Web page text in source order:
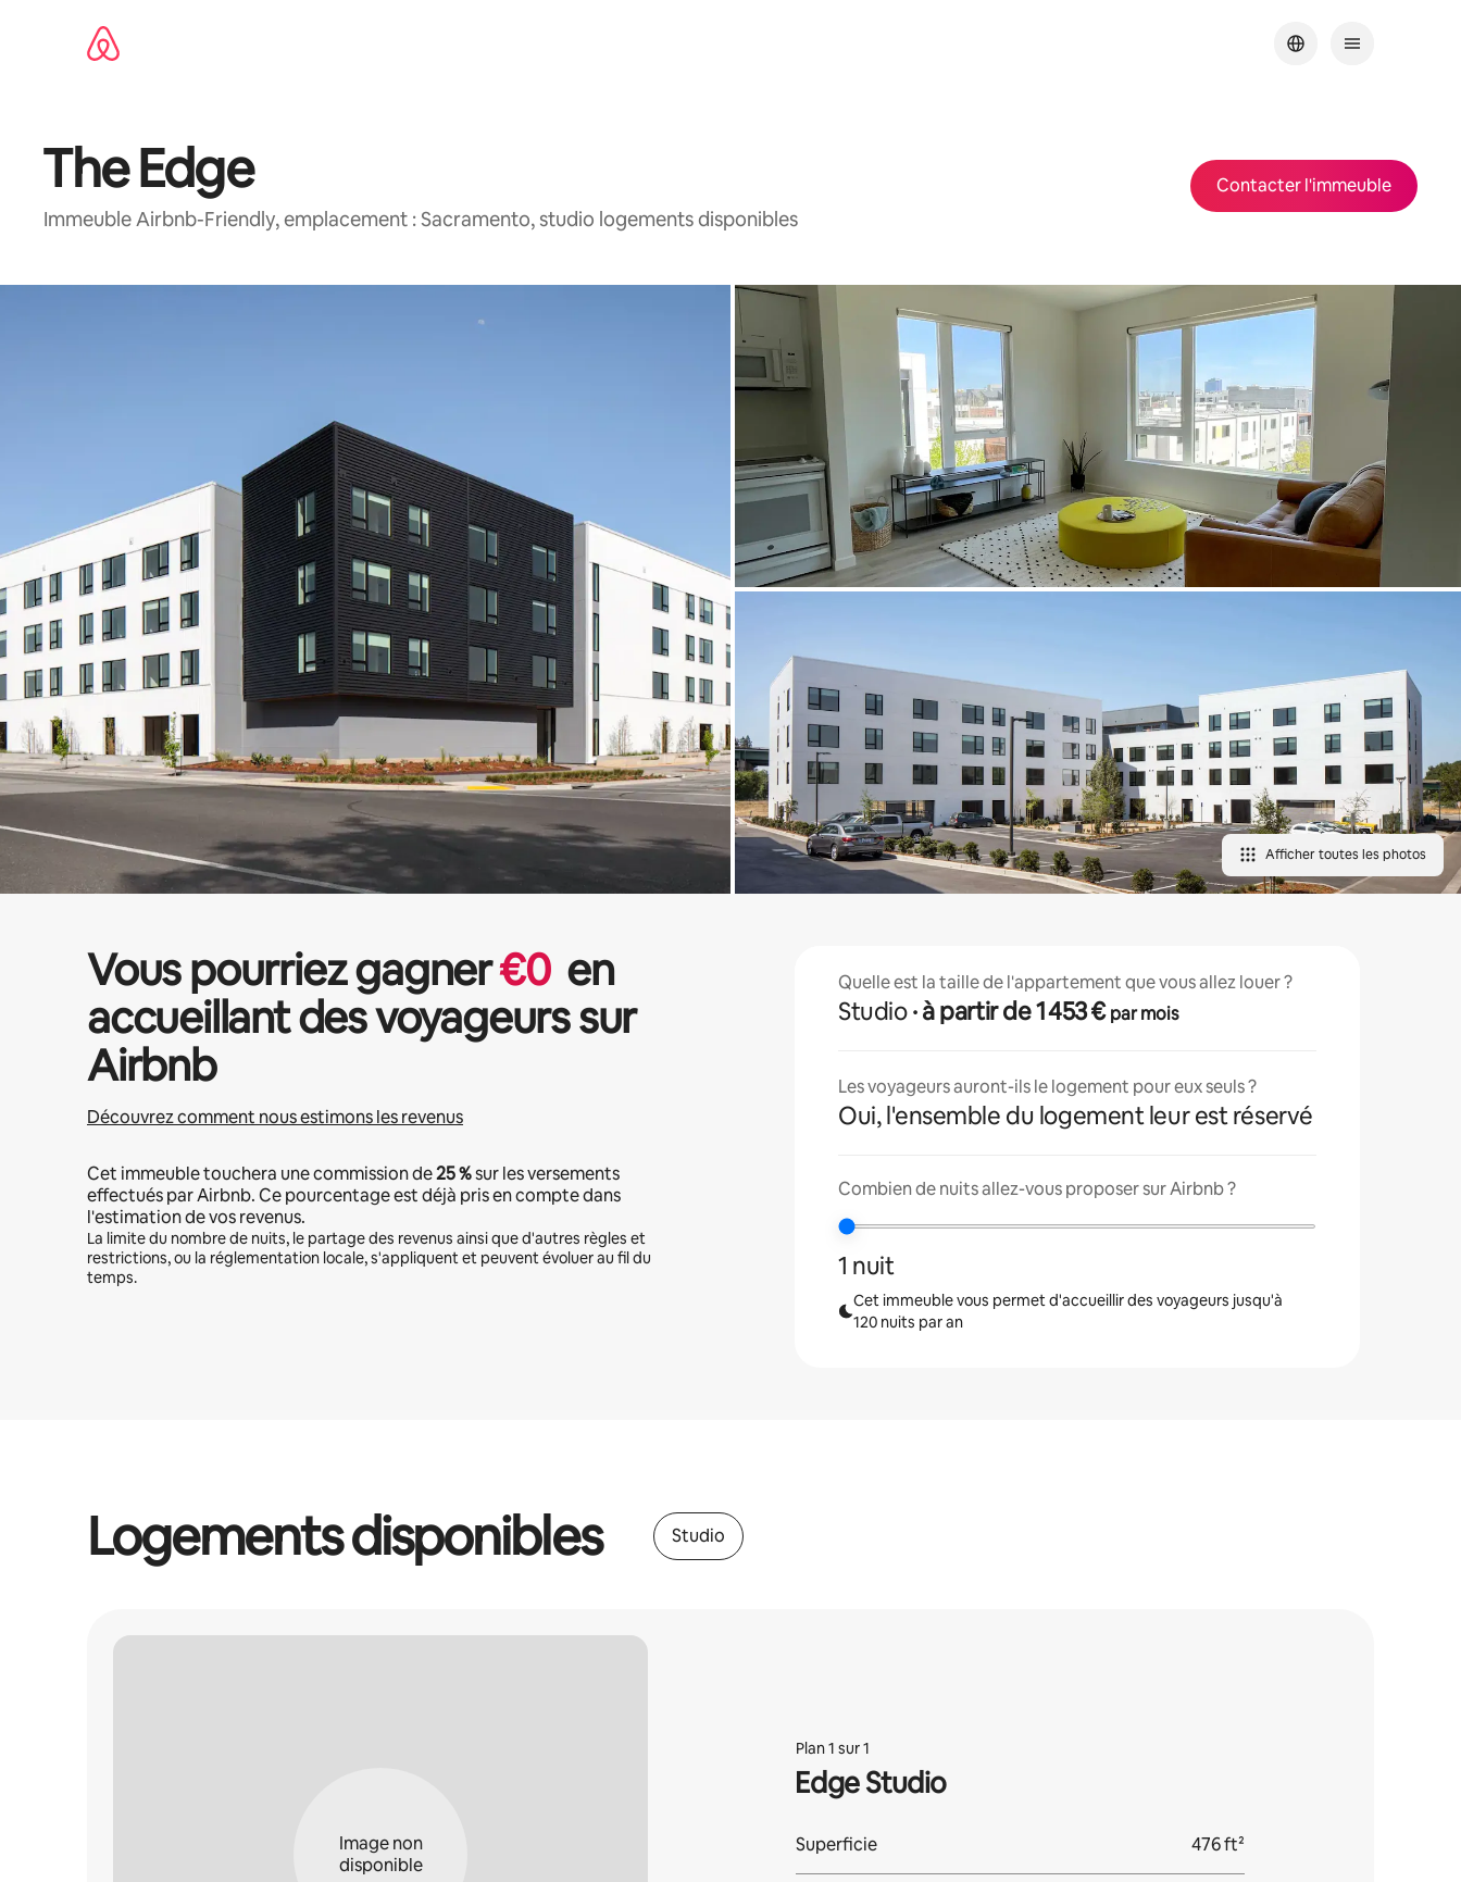
The Edge
Immeuble Airbnb-Friendly, emplacement : Sacramento, studio logements disponibles
Contacter l'immeuble
Afficher toutes les photos
Vous pourriez gagner€0 en
accueillant des voyageurs sur
Airbnb
Découvrez comment nous estimons les revenus
Cet immeuble touchera une commission de25 %sur les versements
effectués par Airbnb. Ce pourcentage est déjà pris en compte dans
l'estimation de vos revenus.
La limite du nombre de nuits, le partage des revenus ainsi que d'autres règles et
restrictions, ou la réglementation locale, s'appliquent et peuvent évoluer au fil du
temps.
Quelle est la taille de l'appartement que vous allez louer ?
Studio · à partir de 1 453 €par mois
Les voyageurs auront-ils le logement pour eux seuls ?
Oui, l'ensemble du logement leur est réservé
Combien de nuits allez-vous proposer sur Airbnb ?
1 nuit
Cet immeuble vous permet d'accueillir des voyageurs jusqu'à
120 nuits par an
Logements disponibles Studio
Image non
disponible
Plan 1 sur 1
Edge Studio
Superficie 476 ft²